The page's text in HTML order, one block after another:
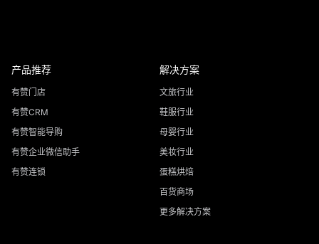
产品推荐
有赞门店
有赞CRM
有赞智能导购
有赞企业微信助手
有赞连锁
解决方案
文旅行业
鞋服行业
母婴行业
美妆行业
蛋糕烘焙
百货商场
更多解决方案